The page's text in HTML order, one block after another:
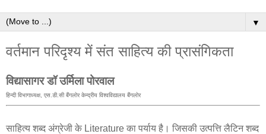
▼
वर्तमान परिदृश्य में संत साहित्य की प्रासंगिकता
विद्यासागर डॉ उर्मिला पोरवाल
हिन्दी विभागाध्यक्ष, एस.डी.सी बैंगलोर केन्द्रीय विश्वविद्यालय बैंगलोर
साहित्य शब्द अंग्रेजी के Literature का पर्याय है। जिसकी उत्पत्ति लैटिन शब्द